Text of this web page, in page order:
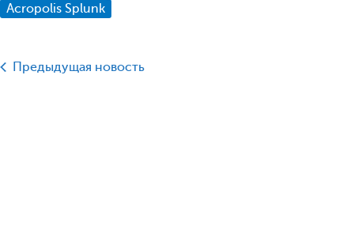
Acropolis Splunk
Предыдущая новость